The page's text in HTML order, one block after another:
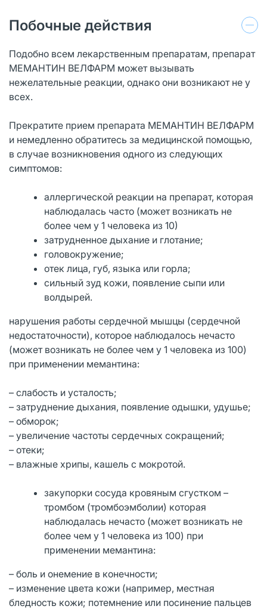
Побочные действия
Подобно всем лекарственным препаратам, препарат
МЕМАНТИН ВЕЛФАРМ может вызывать
нежелательные реакции, однако они возникают не у
всех.
Прекратите прием препарата МЕМАНТИН ВЕЛФАРМ
и немедленно обратитесь за медицинской помощью,
в случае возникновения одного из следующих
симптомов:
аллергической реакции на препарат, которая
наблюдалась часто (может возникать не
более чем у 1 человека из 10)
затрудненное дыхание и глотание;
головокружение;
отек лица, губ, языка или горла;
сильный зуд кожи, появление сыпи или
волдырей.
нарушения работы сердечной мышцы (сердечной
недостаточности), которое наблюдалось нечасто
(может возникать не более чем у 1 человека из 100)
при применении мемантина:
– слабость и усталость;
– затруднение дыхания, появление одышки, удушье;
– обморок;
– увеличение частоты сердечных сокращений;
– отеки;
– влажные хрипы, кашель с мокротой.
закупорки сосуда кровяным сгустком –
тромбом (тромбоэмболии) которая
наблюдалась нечасто (может возникать не
более чем у 1 человека из 100) при
применении мемантина:
– боль и онемение в конечности;
– изменение цвета кожи (например, местная
бледность кожи; потемнение или посинение пальцев